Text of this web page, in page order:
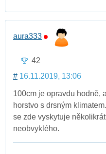
aura333
42
# 16.11.2019, 13:06
100cm je opravdu hodně,
horstvo s drsným
se zde vyskytuje
neobvyklého.